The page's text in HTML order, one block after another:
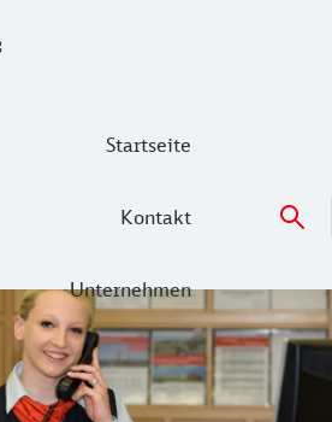
Startseite
Kontakt
Unternehmen
Abo beantwortet Ihnen unser Abo-
bei der Auswahl des Abos oder